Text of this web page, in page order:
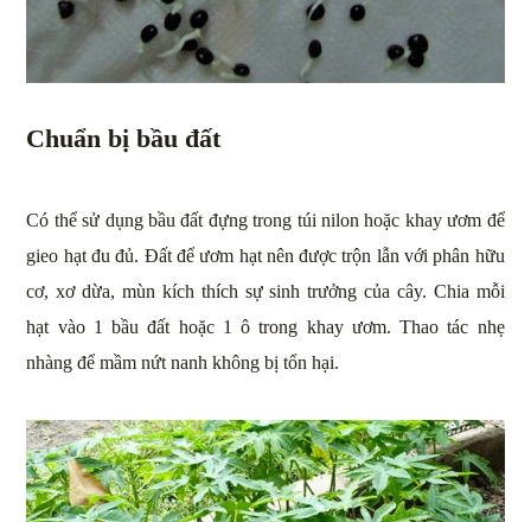
Chuẩn bị bầu đất
Có thể sử dụng bầu đất đựng trong túi nilon hoặc khay ươm để
gieo hạt đu đủ. Đất để ươm hạt nên được trộn lẫn với phân hữu
cơ, xơ dừa, mùn kích thích sự sinh trưởng của cây. Chia mỗi
hạt vào 1 bầu đất hoặc 1 ô trong khay ươm. Thao tác nhẹ
nhàng để mầm nứt nanh không bị tổn hại.